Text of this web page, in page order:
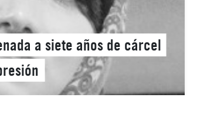
a siete años de cárcel